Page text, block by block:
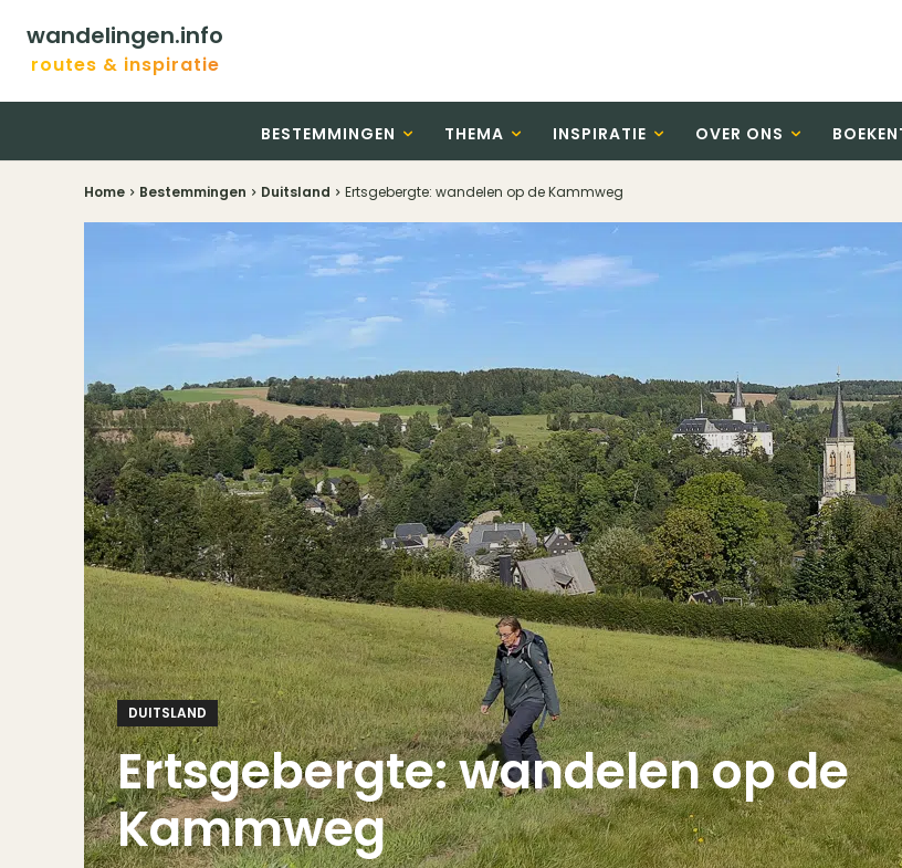
wandelingen.info
routes & inspiratie
BESTEMMINGEN THEMA INSPIRATIE OVER ONS
Home Bestemmingen Duitsland Ertsgebergte: wandelen op de Kammweg
DUITSLAND
Ertsgebergte: wandelen op de
Kammweg